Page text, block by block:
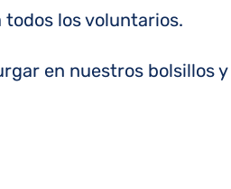
todos los voluntarios.
en nuestros bolsillos